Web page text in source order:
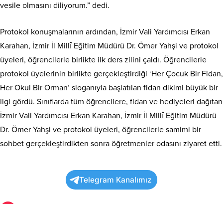
vesile olmasını diliyorum.” dedi.
Protokol konuşmalarının ardından, İzmir Vali Yardımcısı Erkan
Karahan, İzmir İl Millî Eğitim Müdürü Dr. Ömer Yahşi ve protokol
üyeleri, öğrencilerle birlikte ilk ders zilini çaldı. Öğrencilerle
protokol üyelerinin birlikte gerçekleştirdiği ‘Her Çocuk Bir Fidan,
Her Okul Bir Orman’ sloganıyla başlatılan fidan dikimi büyük bir
ilgi gördü. Sınıflarda tüm öğrencilere, fidan ve hediyeleri dağıtan
İzmir Vali Yardımcısı Erkan Karahan, İzmir İl Millî Eğitim Müdürü
Dr. Ömer Yahşi ve protokol üyeleri, öğrencilerle samimi bir
sohbet gerçekleştirdikten sonra öğretmenler odasını ziyaret etti.
Telegram Kanalımız